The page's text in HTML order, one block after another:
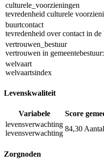
culturele_voorzieningen
tevredenheid culturele
buurtcontact
tevredenheid over contact in
vertrouwen_bestuur
vertrouwen in
welvaart
welvaartsindex
Levenskwaliteit
Variabele Score
levensverwachting
levensverwachting
84,30Aantal
Zorgnoden